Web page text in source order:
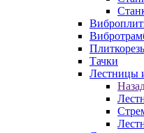
Тачки
Лестницы